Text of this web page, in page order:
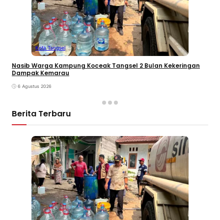
Kota Tangsel
Nasib Warga Kampung Koceak Tangsel 2 Bulan Kekeringan
Dampak Kemarau
6 Agustus 2026
Berita Terbaru